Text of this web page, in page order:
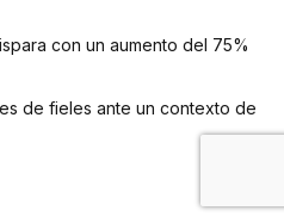
con un aumento del 75%
de fieles ante un contexto de